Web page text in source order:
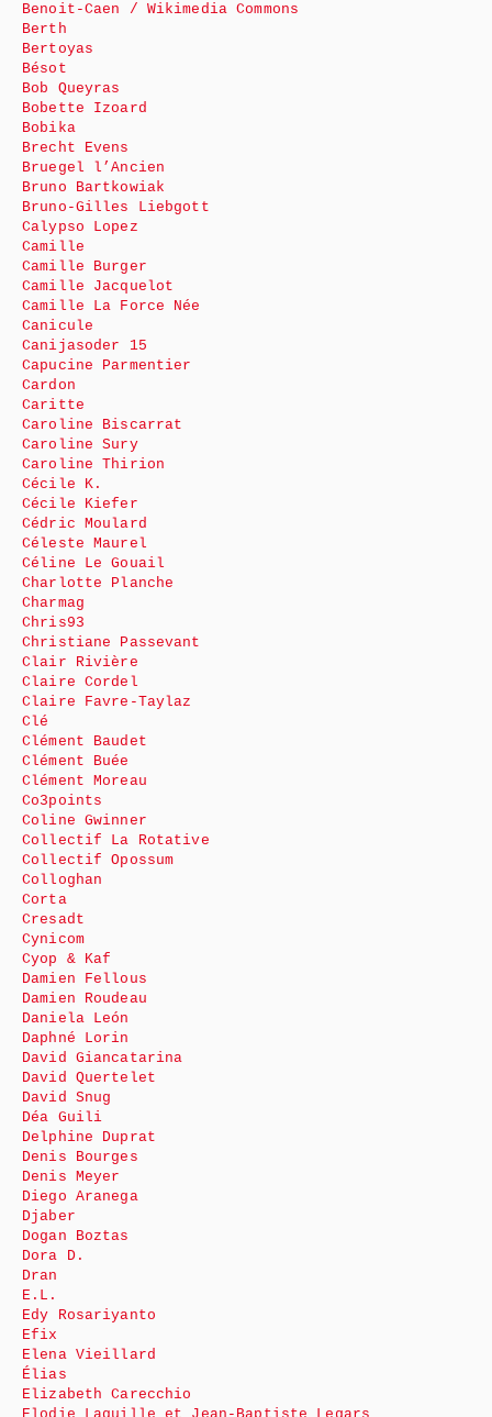
Benoit-Caen / Wikimedia Commons
Berth
Bertoyas
Bésot
Bob Queyras
Bobette Izoard
Bobika
Brecht Evens
Bruegel l’Ancien
Bruno Bartkowiak
Bruno-Gilles Liebgott
Calypso Lopez
Camille
Camille Burger
Camille Jacquelot
Camille La Force Née
Canicule
Canijasoder 15
Capucine Parmentier
Cardon
Caritte
Caroline Biscarrat
Caroline Sury
Caroline Thirion
Cécile K.
Cécile Kiefer
Cédric Moulard
Céleste Maurel
Céline Le Gouail
Charlotte Planche
Charmag
Chris93
Christiane Passevant
Clair Rivière
Claire Cordel
Claire Favre-Taylaz
Clé
Clément Baudet
Clément Buée
Clément Moreau
Co3points
Coline Gwinner
Collectif La Rotative
Collectif Opossum
Colloghan
Corta
Cresadt
Cynicom
Cyop & Kaf
Damien Fellous
Damien Roudeau
Daniela León
Daphné Lorin
David Giancatarina
David Quertelet
David Snug
Déa Guili
Delphine Duprat
Denis Bourges
Denis Meyer
Diego Aranega
Djaber
Dogan Boztas
Dora D.
Dran
E.L.
Edy Rosariyanto
Efix
Elena Vieillard
Élias
Elizabeth Carecchio